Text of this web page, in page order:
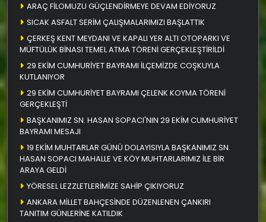
ARAÇ FİLOMUZU GÜÇLENDİRMEYE DEVAM EDİYORUZ
SICAK ASFALT SERİM ÇALIŞMALARIMIZI BAŞLATTIK
ÇERKEŞ KENT MEYDANI VE KAPALI YER ALTI OTOPARKI VE
MÜFTÜLÜK BİNASI TEMEL ATMA TÖRENİ GERÇEKLEŞTİRİLDİ
29 EKİM CUMHURİYET BAYRAMI İLÇEMİZDE COŞKUYLA
KUTLANIYOR
29 EKİM CUMHURİYET BAYRAMI ÇELENK KOYMA TÖRENİ
GERÇEKLEŞTİ
BAŞKANIMIZ SN. HASAN SOPACI'NIN 29 EKİM CUMHURİYET
BAYRAMI MESAJI
19 EKİM MUHTARLAR GÜNÜ DOLAYISIYLA BAŞKANIMIZ SN.
HASAN SOPACI MAHALLE VE KÖY MUHTARLARIMIZ İLE BİR
ARAYA GELDİ
YÖRESEL LEZZLETLERİMİZE SAHİP ÇIKIYORUZ
ANKARA MİLLET BAHÇESİNDE DÜZENLENEN ÇANKIRI
TANITIM GÜNLERİNE KATILDIK